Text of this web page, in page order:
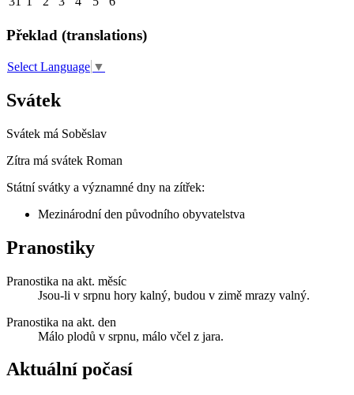
Překlad (translations)
Select Language ▼
Svátek
Svátek má Soběslav
Zítra má svátek Roman
Státní svátky a významné dny na zítřek:
Mezinárodní den původního obyvatelstva
Pranostiky
Pranostika na akt. měsíc
Jsou-li v srpnu hory kalný, budou v zimě mrazy valný.
Pranostika na akt. den
Málo plodů v srpnu, málo včel z jara.
Aktuální počasí